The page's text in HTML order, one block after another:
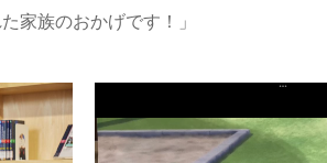
家族のおかげです！」